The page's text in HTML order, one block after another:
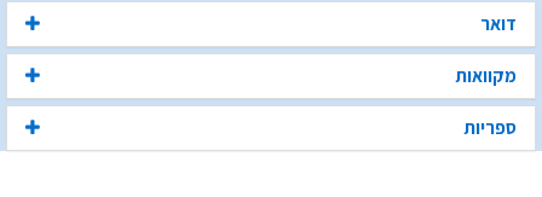
דואר
מקוואות
ספריות